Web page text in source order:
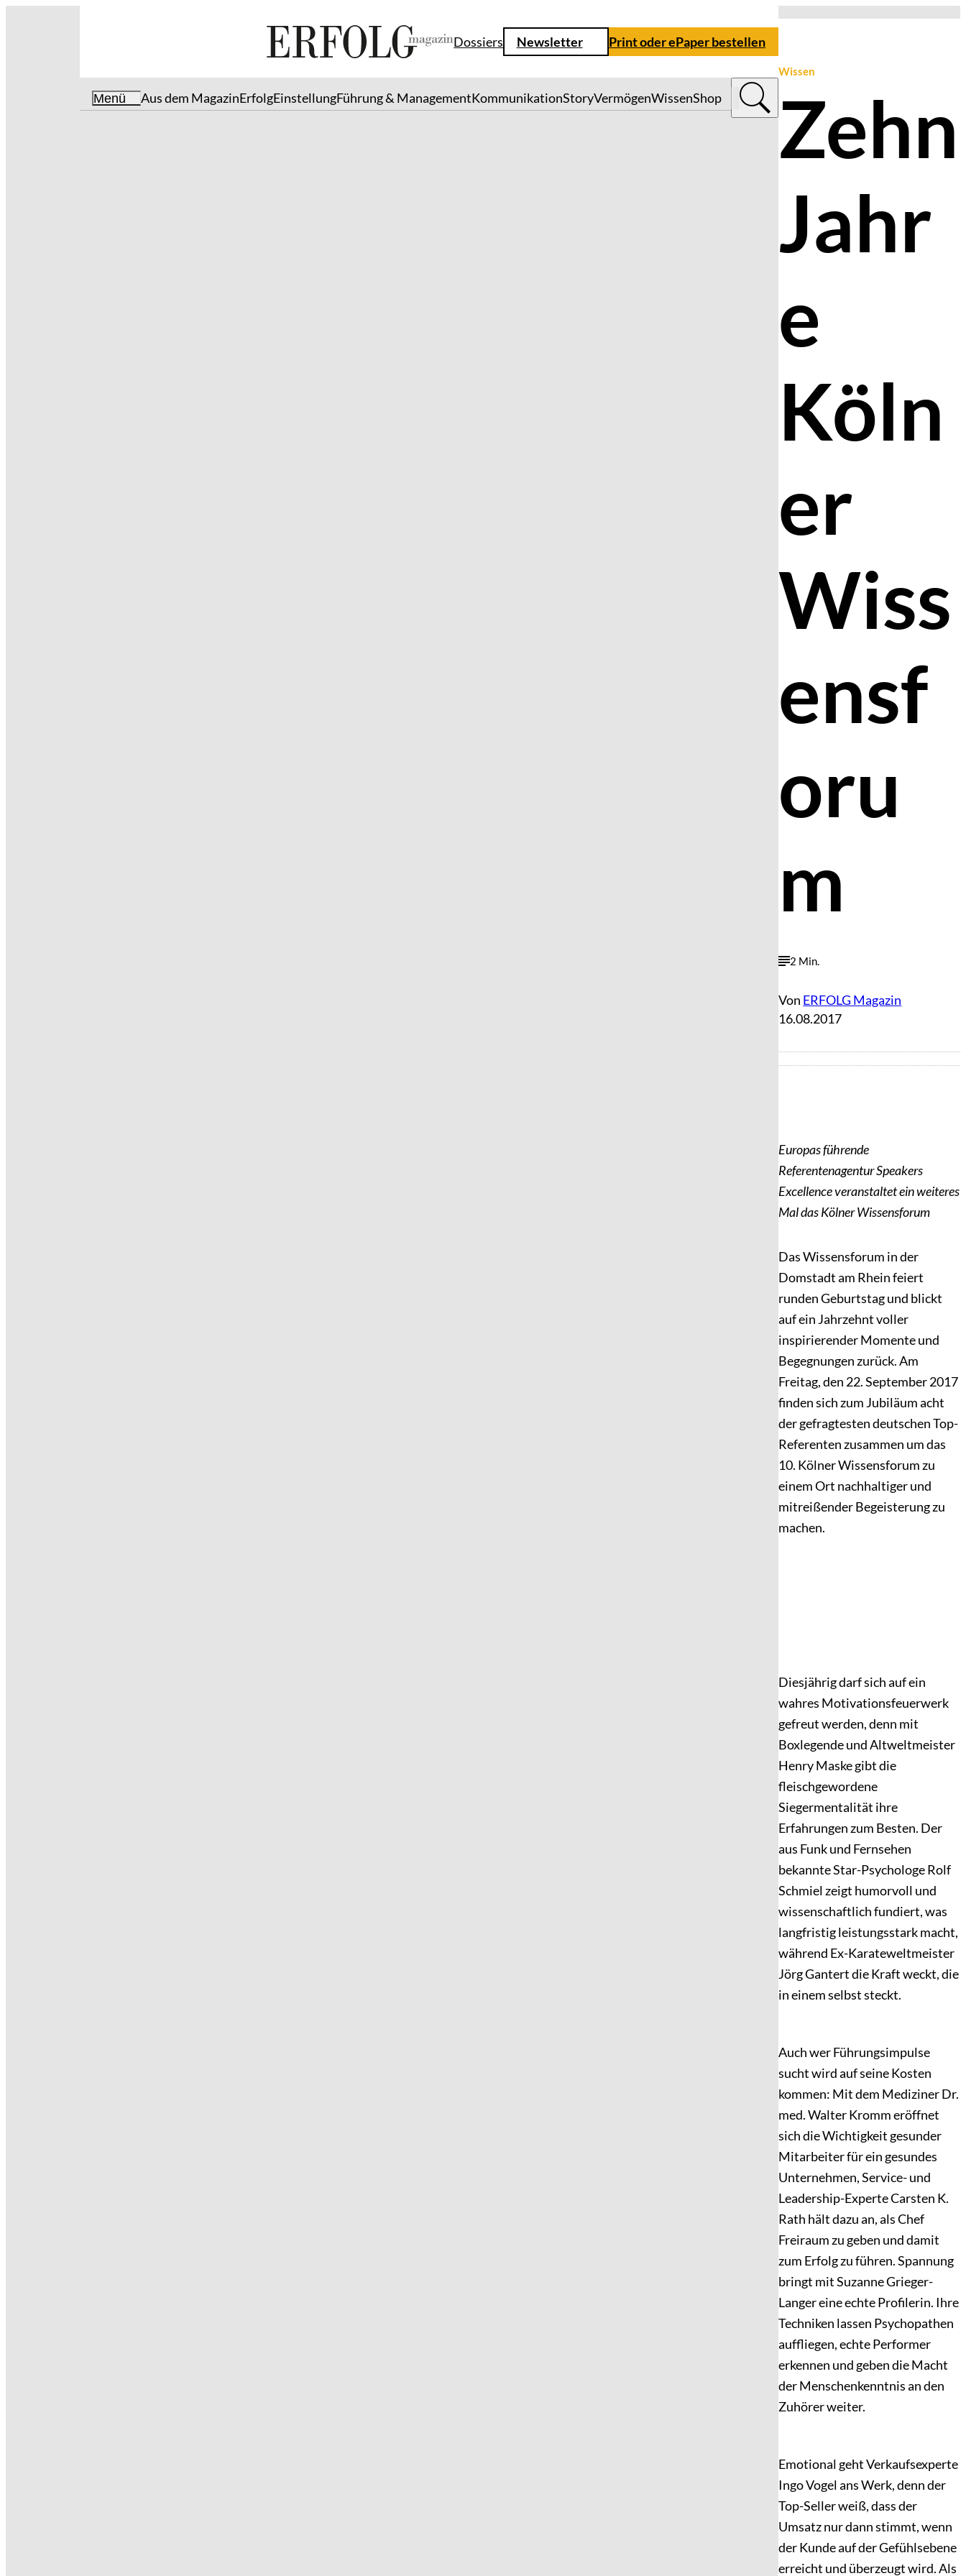
Dossiers Newsletter Print oder ePaper bestellen
Menü Aus dem MagazinErfolgEinstellungFührung & ManagementKommunikationStoryVermögenWissenShop
Wissen
Zehn
Jahr
e
Köln
er
Wiss
ensf
oru
m
2 Min.
Von ERFOLG Magazin
16.08.2017
Europas führende
Referentenagentur Speakers
Excellence veranstaltet ein weiteres
Mal das Kölner Wissensforum
Das Wissensforum in der
Domstadt am Rhein feiert
runden Geburtstag und blickt
auf ein Jahrzehnt voller
inspirierender Momente und
Begegnungen zurück. Am
Freitag, den 22. September 2017
finden sich zum Jubiläum acht
der gefragtesten deutschen Top-
Referenten zusammen um das
10. Kölner Wissensforum zu
einem Ort nachhaltiger und
mitreißender Begeisterung zu
machen.
Diesjährig darf sich auf ein
wahres Motivationsfeuerwerk
gefreut werden, denn mit
Boxlegende und Altweltmeister
Henry Maske gibt die
fleischgewordene
Siegermentalität ihre
Erfahrungen zum Besten. Der
aus Funk und Fernsehen
bekannte Star-Psychologe Rolf
Schmiel zeigt humorvoll und
wissenschaftlich fundiert, was
langfristig leistungsstark macht,
während Ex-Karateweltmeister
Jörg Gantert die Kraft weckt, die
in einem selbst steckt.
Auch wer Führungsimpulse
sucht wird auf seine Kosten
kommen: Mit dem Mediziner Dr.
med. Walter Kromm eröffnet
sich die Wichtigkeit gesunder
Mitarbeiter für ein gesundes
Unternehmen, Service- und
Leadership-Experte Carsten K.
Rath hält dazu an, als Chef
Freiraum zu geben und damit
zum Erfolg zu führen. Spannung
bringt mit Suzanne Grieger-
Langer eine echte Profilerin. Ihre
Techniken lassen Psychopathen
auffliegen, echte Performer
erkennen und geben die Macht
der Menschenkenntnis an den
Zuhörer weiter.
Emotional geht Verkaufsexperte
Ingo Vogel ans Werk, denn der
Top-Seller weiß, dass der
Umsatz nur dann stimmt, wenn
der Kunde auf der Gefühlsebene
erreicht und überzeugt wird. Als